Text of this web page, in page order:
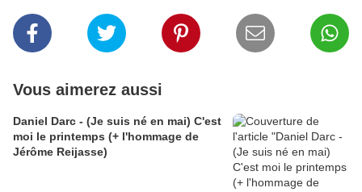
Vous aimerez aussi
Daniel Darc - (Je suis né en mai) C'est
moi le printemps (+ l'hommage de
Jérôme Reijasse)